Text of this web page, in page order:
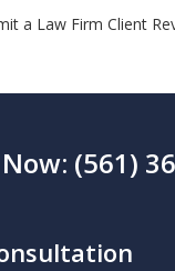
a Law Firm Client
(561)